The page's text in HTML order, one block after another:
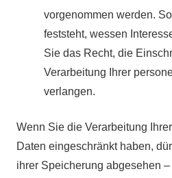
vorgenommen werden.
feststeht, wessen
Sie das Recht, die
Verarbeitung Ihrer
verlangen.
Wenn Sie die Verarbeitung
Daten eingeschränkt haben,
ihrer Speicherung abgesehen –